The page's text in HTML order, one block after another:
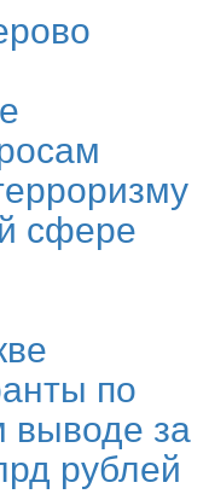
сфере
по
выводе за
рублей